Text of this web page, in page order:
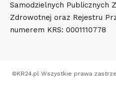
Samodzielnych Publicznych
Zdrowotnej oraz Rejestru
numerem KRS: 0001110778
©KR24.pl Wszystkie prawa